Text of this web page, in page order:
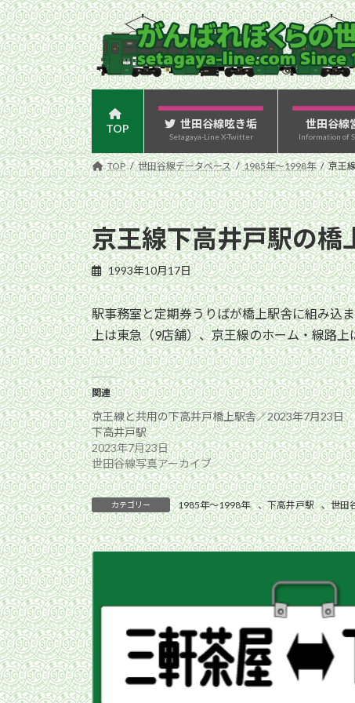
コ
ン
テ
ン
ツ
へ
ス
キ
ッ
プ
ナ
ビ
ゲ
ー
シ
ョ
ン
に
移
動
TOP 世田谷線呟き垢
Setagaya-Line X-Twitter
世田谷線
Information of
TOP 世田谷線データベース 1985年〜1998年 京王
京王線下高井戸駅の橋
1993年10月17日
駅事務室と定期券うりばが橋上駅舎に組み込
上は東急（9店舗）、京王線のホーム・線路
関連
京王線と共用の下高井戸橋上駅舎／2023年7月23日
下高井戸駅
2023年7月23日
世田谷線写真アーカイブ
カテゴリー 1985年〜1998年 、下高井戸駅 、世田